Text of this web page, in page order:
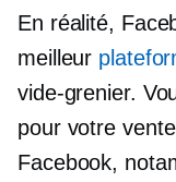
En réalité,
meilleur
vide-grenier.
pour votre
Facebook,